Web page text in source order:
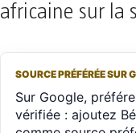
africaine sur la
SOURCE PRÉFÉRÉE SUR
Sur Google,
vérifiée : ajoutez